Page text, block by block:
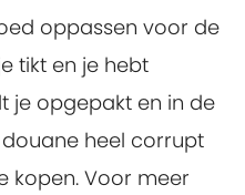
oppassen voor de
tikt en je hebt
je opgepakt en in de
douane heel corrupt
kopen. Voor meer